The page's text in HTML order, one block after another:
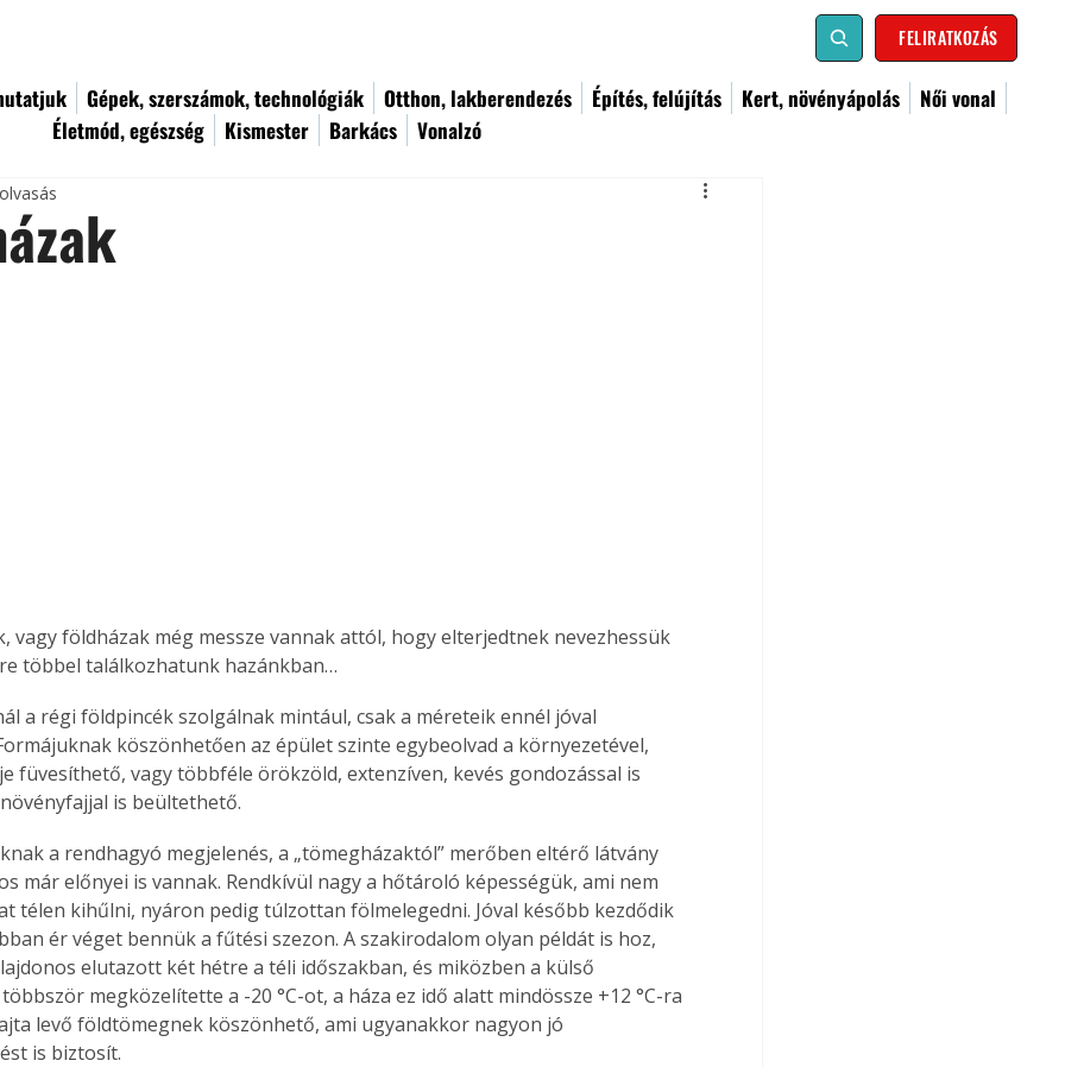
FELIRATKOZÁS
Gépek, szerszámok, technológiák Otthon, lakberendezés Építés, felújítás Kert, növényápolás
Női vonal
Életmód, egészség
Kismester Barkács Vonalzó
vagy földházak még messze vannak attól, hogy elterjedtnek nevezhessük
többel találkozhatunk hazánkban…
a régi földpincék szolgálnak mintául, csak a méreteik ennél jóval
köszönhetően az épület szinte egybeolvad a környezetével,
füvesíthető, vagy többféle örökzöld, extenzíven, kevés gondozással is
is beültethető.
már előnyei is vannak. Rendkívül nagy a hőtároló képességük, ami nem
télen kihűlni, nyáron pedig túlzottan fölmelegedni. Jóval később kezdődik
ér véget bennük a fűtési szezon. A szakirodalom olyan példát is hoz,
elutazott két hétre a téli időszakban, és miközben a külső
megközelítette a -20 °C-ot, a háza ez idő alatt mindössze +12 °C-ra
levő földtömegnek köszönhető, ami ugyanakkor nagyon jó
is biztosít.